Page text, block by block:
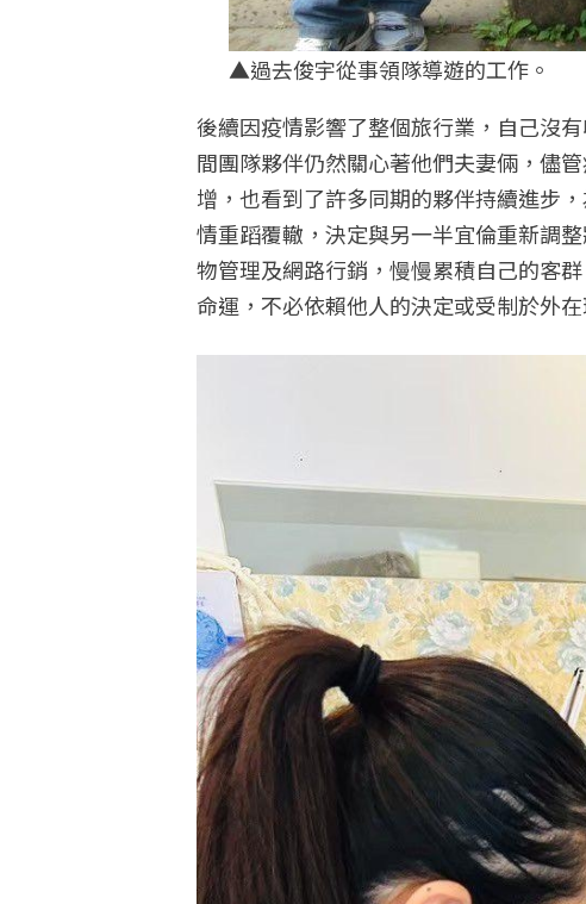
▲過去俊宇從事領隊導遊的工作。
後續因疫情影響了整個旅行業，自己沒
間團隊夥伴仍然關心著他們夫妻倆，儘
增，也看到了許多同期的夥伴持續進步
情重蹈覆轍，決定與另一半宜倫重新調
物管理及網路行銷，慢慢累積自己的客
命運，不必依賴他人的決定或受制於外在